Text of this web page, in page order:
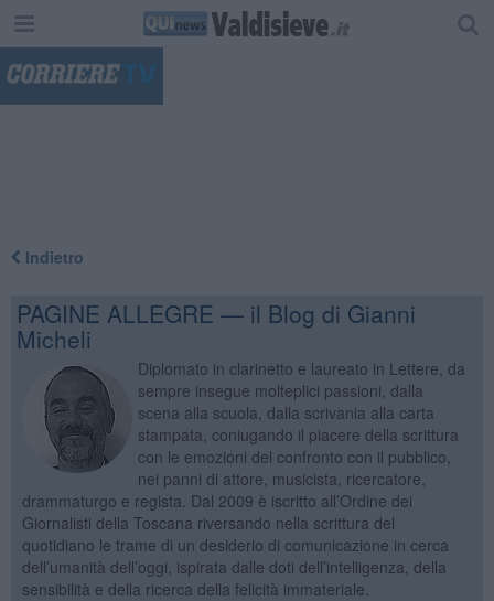
Indietro
PAGINE ALLEGRE — il Blog di Gianni
Micheli
Diplomato in clarinetto e laureato in Lettere, da
sempre insegue molteplici passioni, dalla
scena alla scuola, dalla scrivania alla carta
stampata, coniugando il piacere della scrittura
con le emozioni del confronto con il pubblico,
nei panni di attore, musicista, ricercatore,
drammaturgo e regista. Dal 2009 è iscritto all’Ordine dei
Giornalisti della Toscana riversando nella scrittura del
quotidiano le trame di un desiderio di comunicazione in cerca
dell’umanità dell’oggi, ispirata dalle doti dell’intelligenza, della
sensibilità e della ricerca della felicità immateriale.